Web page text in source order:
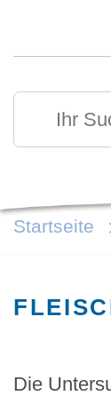
Ihr
Suchen
Startseite
Die